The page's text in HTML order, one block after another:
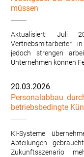
müssen
Aktualisiert: Juli
Vertriebsmitarbeiter
jedoch strengen
Unternehmen können
20.03.2026
Personalabbau
betriebsbedingte
KI-Systeme
Abteilungen
Zukunftsszenario